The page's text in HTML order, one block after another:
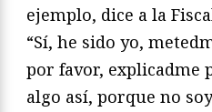
ejemplo, dice a la
“Sí, he sido yo,
por favor, explicadme
algo así, porque no